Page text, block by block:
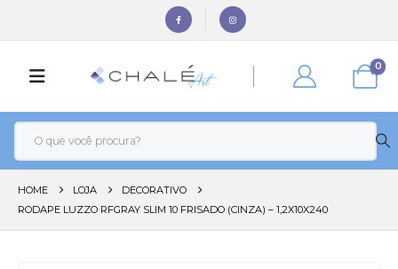
0
HOME LOJA
DECORATIVO
RODAPE LUZZO RFGRAY SLIM 10 FRISADO (CINZA) – 1,2X10X240